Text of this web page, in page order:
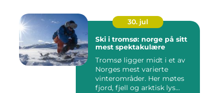
30. jul
Ski i tromsø: norge på sitt
mest spektakulære
Tromsø ligger midt i et av
Norges mest varierte
vinterområder. Her møtes
fjord, fjell og arktisk lys...